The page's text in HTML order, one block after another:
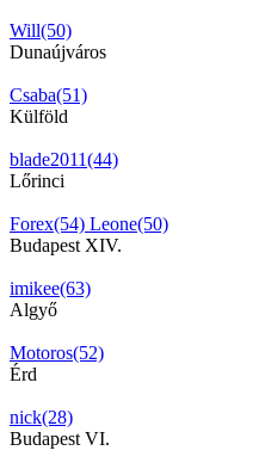
Will(50)
Dunaújváros
Csaba(51)
Külföld
blade2011(44)
Lőrinci
Forex(54) Leone(50)
Budapest XIV.
imikee(63)
Algyő
Motoros(52)
Érd
nick(28)
Budapest VI.